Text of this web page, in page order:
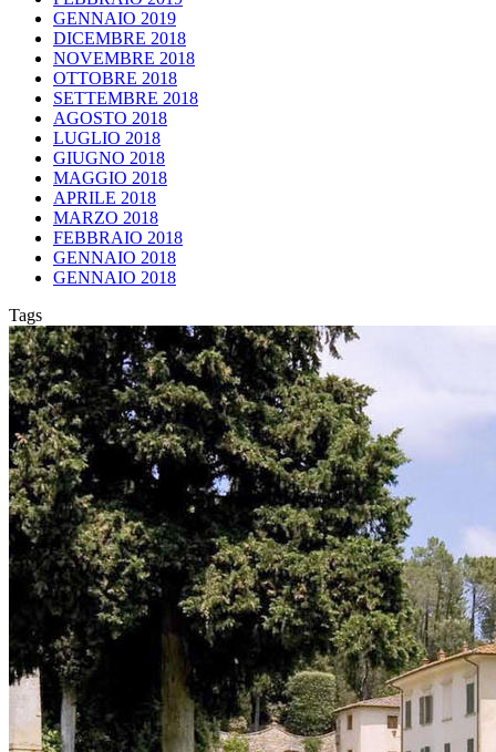
GENNAIO 2019
DICEMBRE 2018
NOVEMBRE 2018
OTTOBRE 2018
SETTEMBRE 2018
AGOSTO 2018
LUGLIO 2018
GIUGNO 2018
MAGGIO 2018
APRILE 2018
MARZO 2018
FEBBRAIO 2018
GENNAIO 2018
GENNAIO 2018
Tags